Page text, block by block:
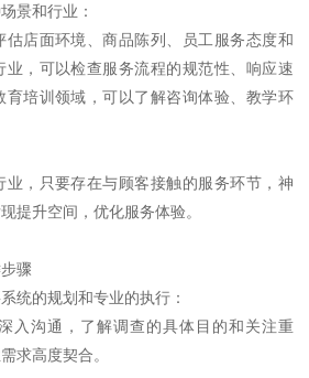
景和行业：
店面环境、商品陈列、员工服务态度和
，可以检查服务流程的规范性、响应速
育培训领域，可以了解咨询体验、教学环
，只要存在与顾客接触的服务环节，神
提升空间，优化服务体验。
骤
统的规划和专业的执行：
入沟通，了解调查的具体目的和关注重
求高度契合。